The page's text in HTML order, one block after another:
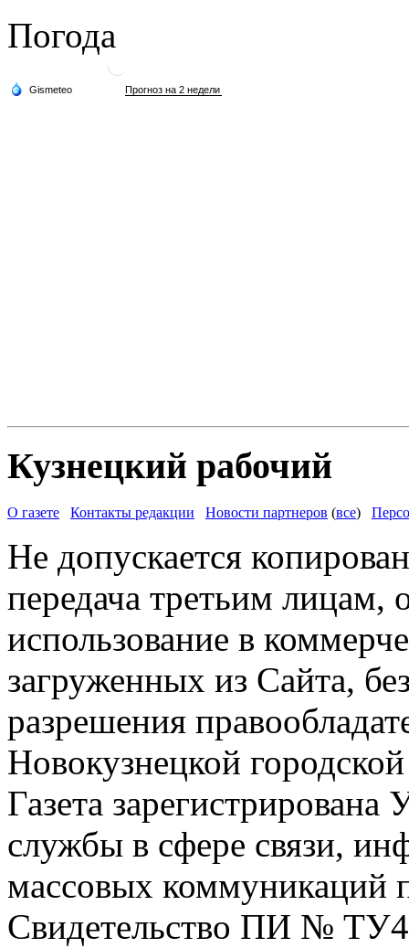
Погода
Кузнецкий рабочий
О газете Контакты редакции Новости партнеров (все)
Не допускается
передача третьим лицам,
использование в
загруженных из Сайта,
разрешения
Новокузнецкой
Газета
службы в сфере связи,
массовых коммуникаций
Свидетельство ПИ №